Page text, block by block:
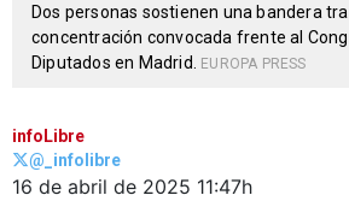
Dos personas sostienen una bandera
concentración convocada frente al
Diputados en Madrid.
EUROPA PRESS
infoLibre
@_infolibre
16 de abril de 2025 11:47h